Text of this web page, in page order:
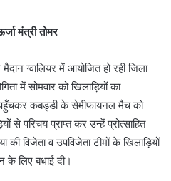
मंत्री तोमर
ग्वालियर में आयोजित हो रही जिला
में सोमवार को खिलाड़ियों का
पहुँचकर कबड्डी के सेमीफायनल मैच को
से परिचय प्राप्त कर उन्हें प्रोत्साहित
की विजेता व उपविजेता टीमों के खिलाड़ियों
लिए बधाई दी।